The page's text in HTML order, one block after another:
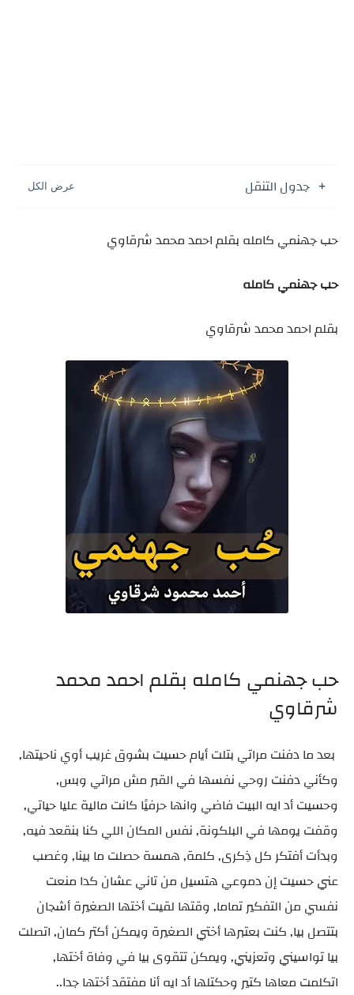
جدول التنقل
حب جهنمي كامله بقلم احمد محمد شرقاوي
حب جهنمي كامله
بقلم احمد محمد شرقاوي
حب جهنمي كامله بقلم احمد محمد
شرقاوي
بعد ما دفنت مراتي بتلت أيام حسيت بشوق غريب أوي ناحيتها,
وكأني دفنت روحي نفسها في القبر مش مراتي وبس,
وحسيت أد ايه البيت فاضي وانها حرفيًا كانت مالية عليا حياتي,
وقفت يومها في البلكونة, نفس المكان اللي كنا بنقعد فيه,
وبدأت أفتكر كل ذِكرى, كلمة, همسة حصلت ما بينا, وغصب
عني حسيت إن دموعي هتسيل من تاني عشان كدا منعت
نفسي من التفكير تماما, وقتها لقيت أختها الصغيرة أشجان
بتتصل بيا, كنت بعتبرها أختي الصغيرة ويمكن أكتر كمان, اتصلت
بيا تواسيني وتعزيني, ويمكن تتقوى بيا في وفاة أختها,
اتكلمت معاها كتير وحكتلها أد ايه أنا مفتقد أختها جدا..